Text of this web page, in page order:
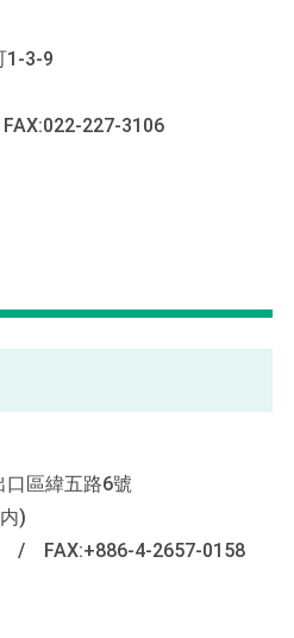
1-3-9
FAX:022-227-3106
口區緯五路6號
)
/
FAX:+886-4-2657-0158